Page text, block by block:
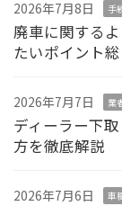
2026年7月8日 手
廃車に関する
たいポイント
2026年7月7日 業
ディーラー下
方を徹底解説
2026年7月6日 車